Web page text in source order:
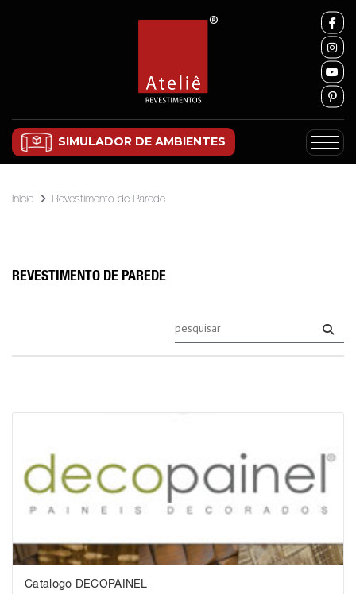
SIMULADOR DE AMBIENTES
Início Revestimento de Parede
REVESTIMENTO DE PAREDE
Catalogo DECOPAINEL